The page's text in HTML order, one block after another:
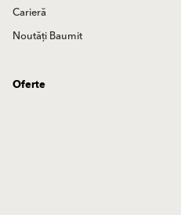
Carieră
Noutăți Baumit
Oferte